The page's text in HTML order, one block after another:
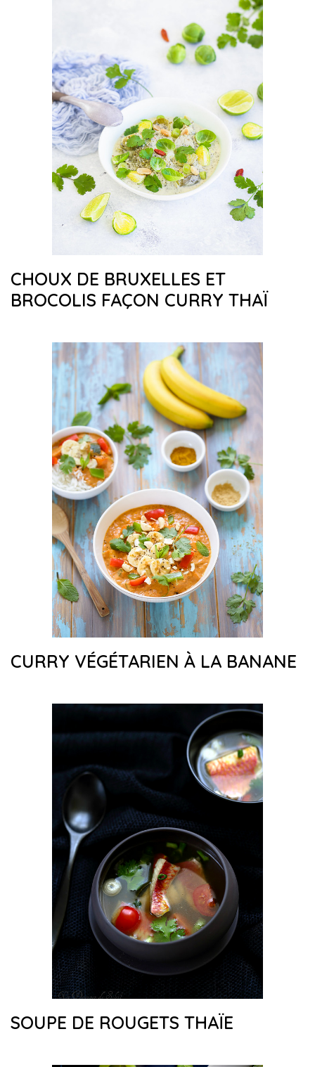
CHOUX DE BRUXELLES ET
BROCOLIS FAÇON CURRY THAÏ
CURRY VÉGÉTARIEN À LA BANANE
SOUPE DE ROUGETS THAÏE